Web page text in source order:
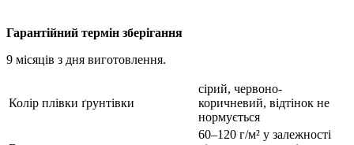
Гарантійний термін зберігання
9 місяців з дня виготовлення.
Колір плівки ґрунтівки
сірий, червоно-
коричневий, відтінок не
нормується
60–120 г/м² у залежності